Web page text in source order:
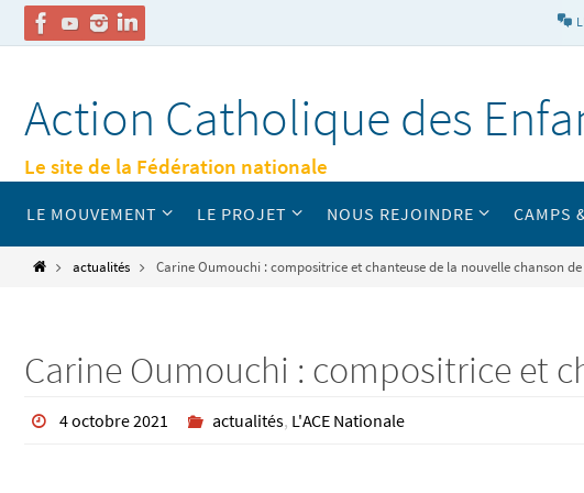
contenu
Action Catholique des
Le site de la Fédération nationale
contenu
LE MOUVEMENT LE PROJET NOUS REJOINDRE CAMPS
Homeactualités Carine Oumouchi : compositrice et chanteuse de la nouvelle chanson de
Carine Oumouchi : compositrice et
4 octobre 2021 actualités, L'ACE Nationale